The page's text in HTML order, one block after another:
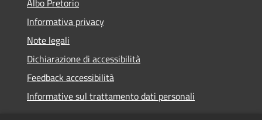
Informativa privacy
Note legali
Dichiarazione di accessibilità
Feedback accessibilità
Informative sul trattamento dati personali